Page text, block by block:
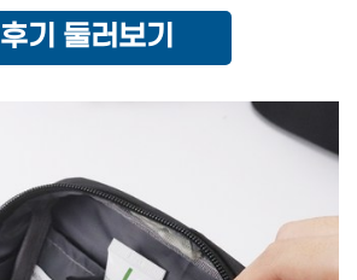
후기 둘러보기